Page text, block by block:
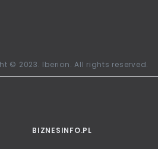
© 2023. Iberion. All rights reserved.
BIZNESINFO.PL